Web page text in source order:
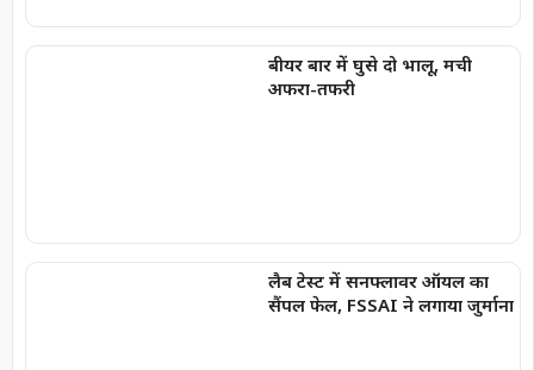
बीयर बार में घुसे दो भालू, मची
अफरा-तफरी
लैब टेस्ट में सनफ्लावर ऑयल का
सैंपल फेल, FSSAI ने लगाया जुर्माना